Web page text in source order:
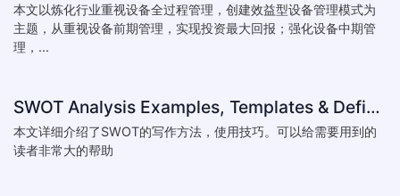
本文以炼化行业重视设备全过程管理，创建效益型设备管理模式为
主题，从重视设备前期管理，实现投资最大回报；强化设备中期管
理，...
SWOT Analysis Examples, Templates & Definition
本文详细介绍了SWOT的写作方法，使用技巧。可以给需要用到的
读者非常大的帮助